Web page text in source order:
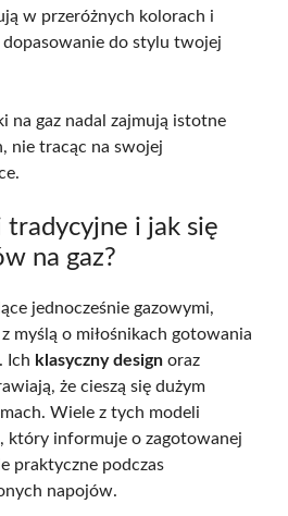
w przeróżnych kolorach i
do stylu twojej
na gaz nadal zajmują istotne
nie tracąc na swojej
tradycyjne i jak się
na gaz?
jednocześnie gazowymi,
myślą o miłośnikach gotowania
Ich klasyczny design oraz
że cieszą się dużym
Wiele z tych modeli
, który informuje o zagotowanej
praktyczne podczas
napojów.